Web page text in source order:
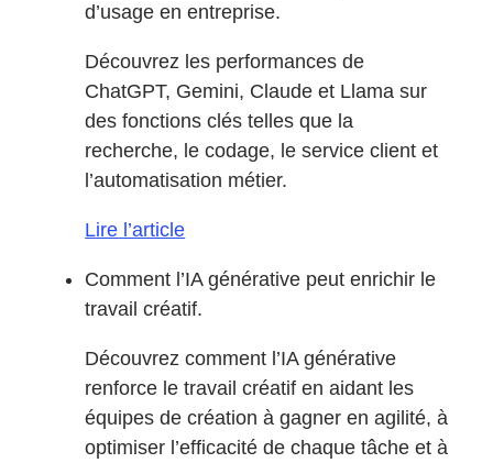
d’usage en entreprise.
Découvrez les performances de
ChatGPT, Gemini, Claude et Llama sur
des fonctions clés telles que la
recherche, le codage, le service client et
l’automatisation métier.
Lire l’article
Comment l’IA générative peut enrichir le
travail créatif.
Découvrez comment l’IA générative
renforce le travail créatif en aidant les
équipes de création à gagner en agilité, à
optimiser l’efficacité de chaque tâche et à